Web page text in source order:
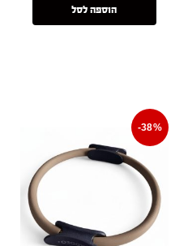
הוספה לסל
-38%